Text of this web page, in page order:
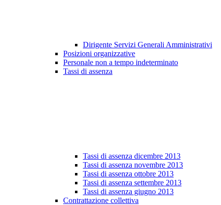
Dirigente Servizi Generali Amministrativi
Posizioni organizzative
Personale non a tempo indeterminato
Tassi di assenza
Tassi di assenza dicembre 2013
Tassi di assenza novembre 2013
Tassi di assenza ottobre 2013
Tassi di assenza settembre 2013
Tassi di assenza giugno 2013
Contrattazione collettiva